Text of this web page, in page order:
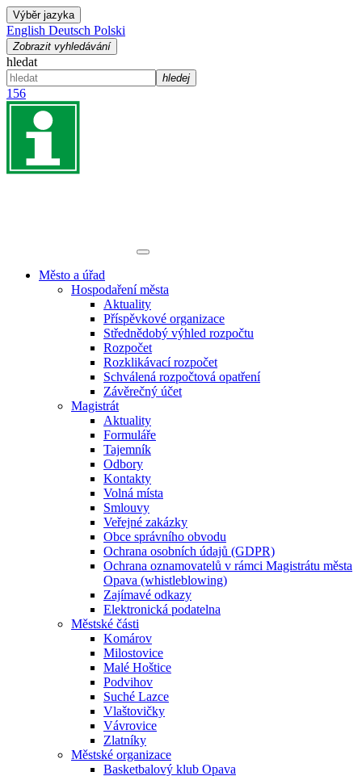
Výběr jazyka
English Deutsch Polski
Zobrazit vyhledávání
hledat
hledej
156
Město a úřad
Hospodaření města
Aktuality
Příspěvkové organizace
Střednědobý výhled rozpočtu
Rozpočet
Rozklikávací rozpočet
Schválená rozpočtová opatření
Závěrečný účet
Magistrát
Aktuality
Formuláře
Tajemník
Odbory
Kontakty
Volná místa
Smlouvy
Veřejné zakázky
Obce správního obvodu
Ochrana osobních údajů (GDPR)
Ochrana oznamovatelů v rámci Magistrátu města
Opava (whistleblowing)
Zajímavé odkazy
Elektronická podatelna
Městské části
Komárov
Milostovice
Malé Hoštice
Podvihov
Suché Lazce
Vlaštovičky
Vávrovice
Zlatníky
Městské organizace
Basketbalový klub Opava